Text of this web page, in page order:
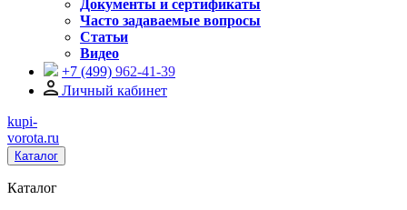
Документы и сертификаты
Часто задаваемые вопросы
Статьи
Видео
+7 (499) 962-41-39
Личный кабинет
kupi-
vorota.ru
Каталог
Каталог